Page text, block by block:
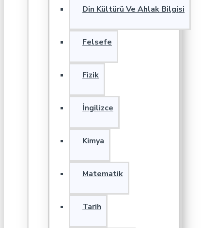
Din Kültürü Ve Ahlak Bilgisi
Felsefe
Fizik
İngilizce
Kimya
Matematik
Tarih